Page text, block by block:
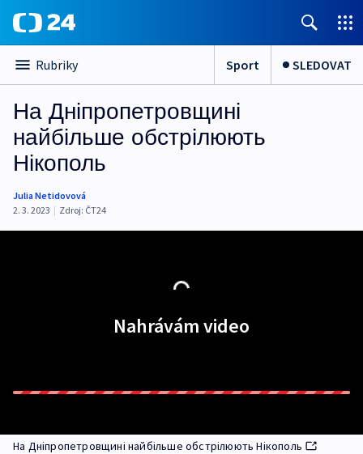
Rubriky Sport SLEDOVAT
На Дніпропетровщині
найбільше обстрілюють
Нікополь
Julia Netidovová
2. 3. 2023 | Zdroj: ČT24
Nahrávám video
На Дніпропетровщині найбільше обстрілюють Нікополь